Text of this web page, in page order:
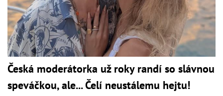
Česká moderátorka už roky randí so slávnou
speváčkou, ale... Čelí neustálemu hejtu!